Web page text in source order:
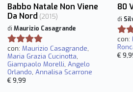
Babbo Natale Non Viene
Da Nord (2015)
di Maurizio Casagrande
con: Maurizio Casagrande,
Maria Grazia Cucinotta,
Giampaolo Morelli, Angelo
Orlando, Annalisa Scarrone
€ 9,99
80
di
con:
€